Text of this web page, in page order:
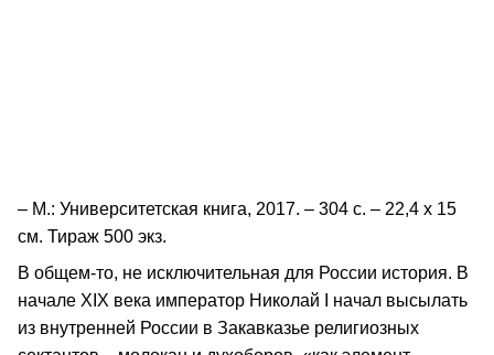
– М.: Университетская книга, 2017. – 304 с. – 22,4 х 15
см. Тираж 500 экз.
В общем-то, не исключительная для России история. В
начале XIX века император Николай I начал высылать
из внутренней России в Закавказье религиозных